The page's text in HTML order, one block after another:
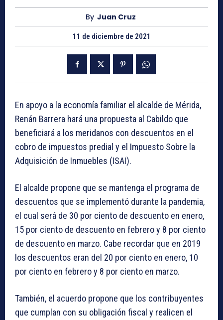
By Juan Cruz
11 de diciembre de 2021
En apoyo a la economía familiar el alcalde de Mérida,
Renán Barrera hará una propuesta al Cabildo que
beneficiará a los meridanos con descuentos en el
cobro de impuestos predial y el Impuesto Sobre la
Adquisición de Inmuebles (ISAI).
El alcalde propone que se mantenga el programa de
descuentos que se implementó durante la pandemia,
el cual será de 30 por ciento de descuento en enero,
15 por ciento de descuento en febrero y 8 por ciento
de descuento en marzo. Cabe recordar que en 2019
los descuentos eran del 20 por ciento en enero, 10
por ciento en febrero y 8 por ciento en marzo.
También, el acuerdo propone que los contribuyentes
que cumplan con su obligación fiscal y realicen el